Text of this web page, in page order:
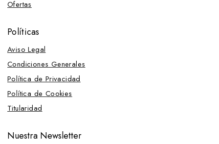
Ofertas
Políticas
Aviso Legal
Condiciones Generales
Política de Privacidad
Política de Cookies
Titularidad
Nuestra Newsletter